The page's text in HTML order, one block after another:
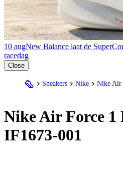
10 augNew Balance laat de
racedag
Close
Sneakers Nike Nike Air
NikeAir Force
IF1673-001